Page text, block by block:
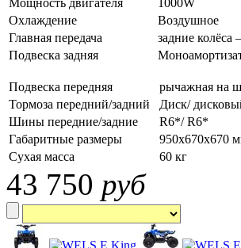
Охлаждение
Воздушное
Главная передача
задние колёса
Подвеска задняя
Подвеска передняя
рычажная на
Тормоза передний/задний
Диск/
Шины передние/задние
R6*/ R6*
Габаритные размеры
950х670х670
Сухая масса
60 кг
43 750 руб